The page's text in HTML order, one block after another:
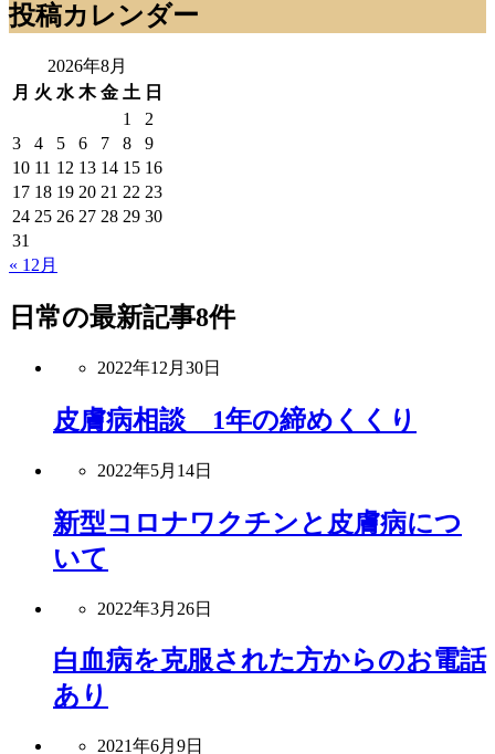
投稿カレンダー
2026年8月
月 火 水 木 金 土 日
1
2
3
4 5 6 7 8
9
10 11 12 13 14 15 16
17 18 19 20 21 22 23
24 25 26 27 28 29 30
31
« 12月
日常の最新記事8件
2022年12月30日
皮膚病相談 1年の締めくくり
2022年5月14日
新型コロナワクチンと皮膚病につ
いて
2022年3月26日
白血病を克服された方からのお電話
あり
2021年6月9日